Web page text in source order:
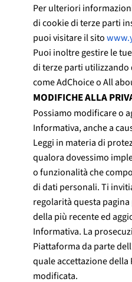
Per ulteriori
di cookie di terze parti
puoi visitare il sito
Puoi inoltre gestire le
di terze parti
come AdChoice o All
MODIFICHE ALLA
Possiamo modificare o
Informativa, anche a
Leggi in materia di
qualora dovessimo
o funzionalità che
di dati personali. Ti
regolarità questa
della più recente ed
Informativa. La
Piattaforma da parte
quale accettazione della
modificata.